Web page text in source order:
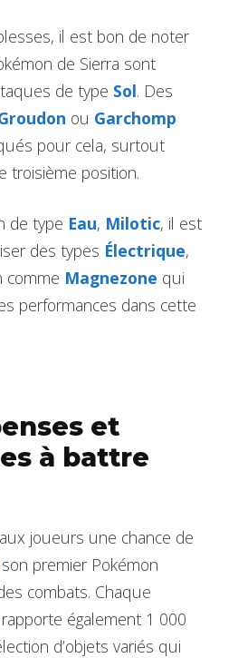
il est bon de noter
de Sierra sont
de type Sol. Des
ou Garchomp
pour cela, surtout
troisième position.
de type Eau, Milotic, il est
des types Électrique,
comme Magnezone qui
performances dans cette
et
à battre
joueurs une chance de
premier Pokémon
combats. Chaque
également 1 000
d’objets variés qui